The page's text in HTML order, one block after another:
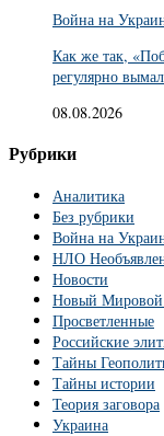
Война на
Как же так,
регулярно
08.08.2026
Рубрики
Аналитика
Без рубрики
Война на
НЛО
Новости
Новый Мировой
Просветленные
Российские
Тайны
Тайны истории
Теория заговора
Украина